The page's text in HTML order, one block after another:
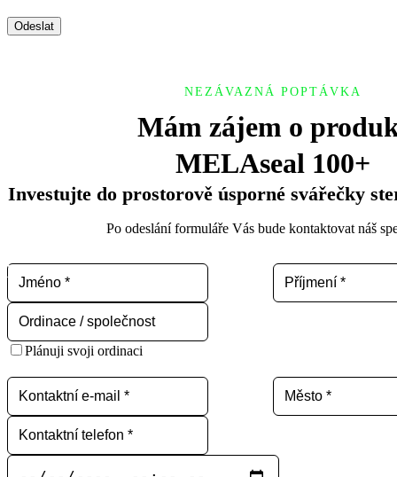
Odeslat
NEZÁVAZNÁ POPTÁVKA
Mám zájem o
MELAseal 100+
Investujte do prostorově úsporné svářečky
Po odeslání formuláře Vás bude kontaktovat náš
Plánuji svoji ordinaci